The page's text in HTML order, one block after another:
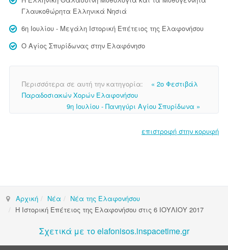
Γλαυκοθώρητα Ελληνικά Νησιά
6η Ιουλίου - Μεγάλη Ιστορική Επέτειος της Ελαφονήσου
Ο Αγίος Σπυρίδωνας στην Ελαφόνησο
Περισσότερα σε αυτή την κατηγορία:
« 2ο Φεστιβάλ
Παραδοσιακών Χορών Ελαφονήσου
9η Ιουλίου - Πανηγύρι Αγίου Σπυρίδωνα »
επιστροφή στην κορυφή
Αρχική Νέα
Νέα της Ελαφονήσου
Η Ιστορική Επέτειος της Ελαφονήσου στις 6 ΙΟΥΛΙΟΥ 2017
Σχετικά με το elafonisos.inspacetime.gr